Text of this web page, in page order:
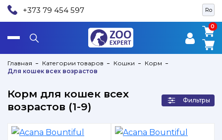
Ro
+373 79 454 597
0
0
Главная Категории товаров Кошки
Корм
Для кошек всех возрастов
Корм для кошек всех
возрастов (1-9)
Фильтры